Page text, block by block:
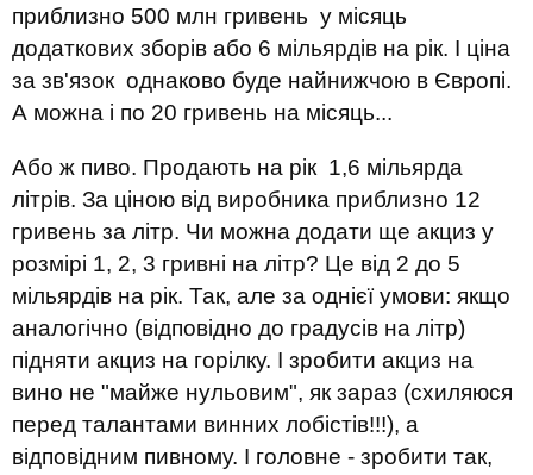
приблизно 500 млн гривень у місяць
додаткових зборів або 6 мільярдів на рік. І ціна
за зв'язок однаково буде найнижчою в Європі.
А можна і по 20 гривень на місяць...
Або ж пиво. Продають на рік 1,6 мільярда
літрів. За ціною від виробника приблизно 12
гривень за літр. Чи можна додати ще акциз у
розмірі 1, 2, 3 гривні на літр? Це від 2 до 5
мільярдів на рік. Так, але за однієї умови: якщо
аналогічно (відповідно до градусів на літр)
підняти акциз на горілку. І зробити акциз на
вино не "майже нульовим", як зараз (схиляюся
перед талантами винних лобістів!!!), а
відповідним пивному. І головне - зробити так,